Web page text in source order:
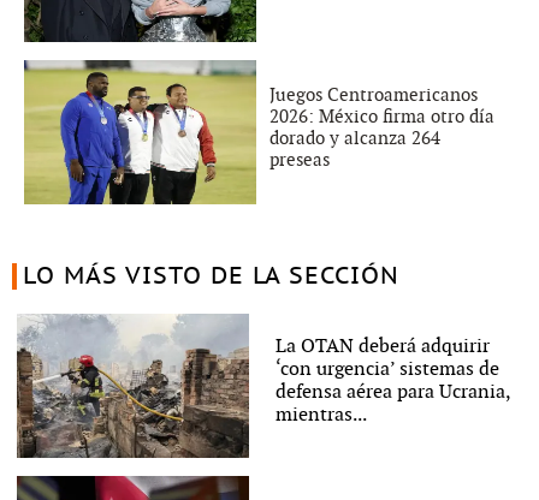
Juegos Centroamericanos
2026: México firma otro día
dorado y alcanza 264
preseas
LO MÁS VISTO DE LA SECCIÓN
La OTAN deberá adquirir
‘con urgencia’ sistemas de
defensa aérea para Ucrania,
mientras...